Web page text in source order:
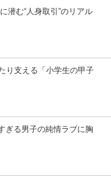
潜む“人身取引”のリアル
り支える「小学生の甲子
ぎる男子の純情ラブに胸